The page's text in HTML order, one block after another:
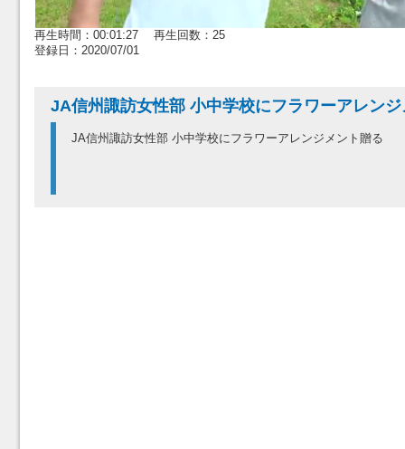
再生時間：00:01:27 再生回数：25
登録日：2020/07/01
JA信州諏訪女性部 小中学校にフラワーアレン
JA信州諏訪女性部 小中学校にフラワーアレンジメント贈る